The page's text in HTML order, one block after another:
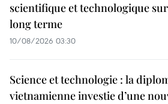
scientifique et technologique
long terme
10/08/2026 03:30
Science et technologie : la
vietnamienne investie d’une